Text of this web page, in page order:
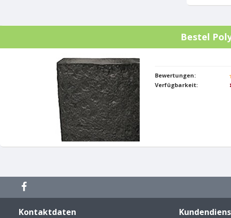
Bestel
Bewertungen:
Verfügbarkeit:
Kontaktdaten